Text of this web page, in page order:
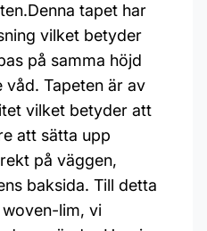
tapet har
vilket betyder
på samma höjd
våd. Tapeten är av
vilket betyder att
att sätta upp
på väggen,
baksida. Till detta
lim, vi